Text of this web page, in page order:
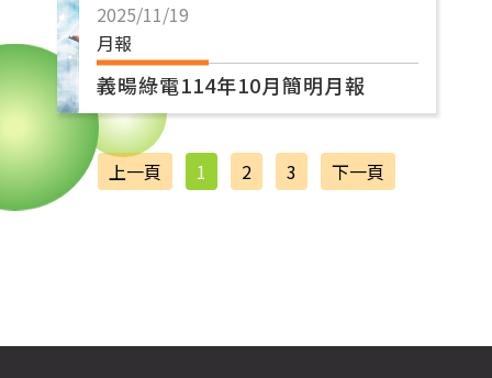
2025/11/19
月報
義暘綠電114年10月簡明月報
上一頁 1 2 3 下一頁